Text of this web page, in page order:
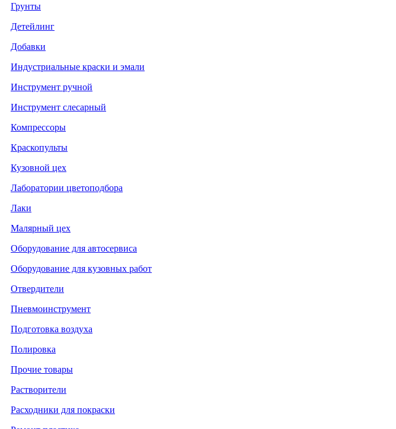
Грунты
Детейлинг
Добавки
Индустриальные краски и эмали
Инструмент ручной
Инструмент слесарный
Компрессоры
Краскопульты
Кузовной цех
Лаборатории цветоподбора
Лаки
Малярный цех
Оборудование для автосервиса
Оборудование для кузовных работ
Отвердители
Пневмоинструмент
Подготовка воздуха
Полировка
Прочие товары
Растворители
Расходники для покраски